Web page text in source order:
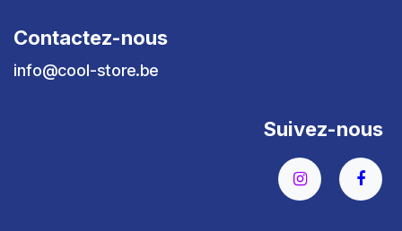
Contactez-nous
info@cool-store.be
Suivez-nous